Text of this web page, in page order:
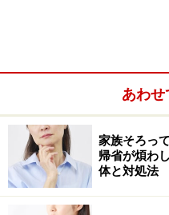
に・・・・・・ポッカリ
3. 成長した子ども
り・・・・・・ポッカリ
4. 定年退職をして自
に・・・・・・ポッカリ感
あわ
家族そろっ
帰省が煩わ
体と対処法